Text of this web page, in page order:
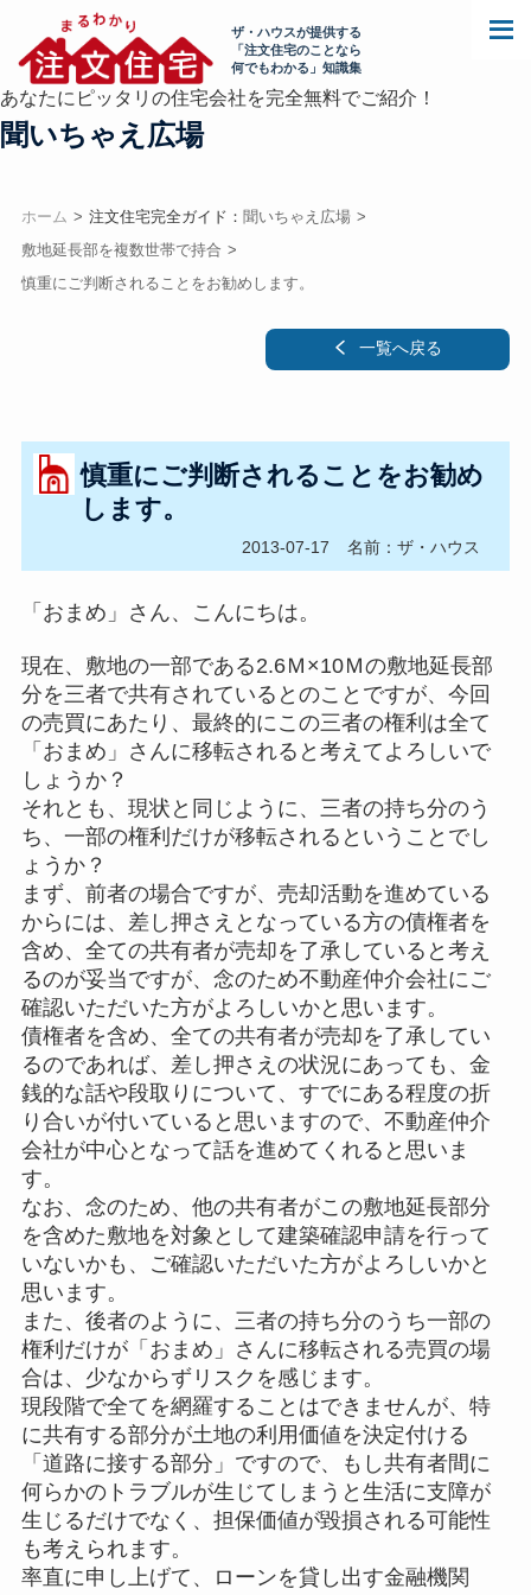
ザ・ハウスが提供する
「注文住宅のことなら
何でもわかる」知識集
あなたにピッタリの住宅会社を完全無料でご紹介！
聞いちゃえ広場
ホーム 注文住宅完全ガイド： 聞いちゃえ広場
敷地延長部を複数世帯で持合
慎重にご判断されることをお勧めします。
一覧へ戻る
慎重にご判断されることをお勧め
します。
2013-07-17 名前：ザ・ハウス
「おまめ」さん、こんにちは。
現在、敷地の一部である2.6Ｍ×10Ｍの敷地延長部
分を三者で共有されているとのことですが、今回
の売買にあたり、最終的にこの三者の権利は全て
「おまめ」さんに移転されると考えてよろしいで
しょうか？
それとも、現状と同じように、三者の持ち分のう
ち、一部の権利だけが移転されるということでし
ょうか？
まず、前者の場合ですが、売却活動を進めている
からには、差し押さえとなっている方の債権者を
含め、全ての共有者が売却を了承していると考え
るのが妥当ですが、念のため不動産仲介会社にご
確認いただいた方がよろしいかと思います。
債権者を含め、全ての共有者が売却を了承してい
るのであれば、差し押さえの状況にあっても、金
銭的な話や段取りについて、すでにある程度の折
り合いが付いていると思いますので、不動産仲介
会社が中心となって話を進めてくれると思いま
す。
なお、念のため、他の共有者がこの敷地延長部分
を含めた敷地を対象として建築確認申請を行って
いないかも、ご確認いただいた方がよろしいかと
思います。
また、後者のように、三者の持ち分のうち一部の
権利だけが「おまめ」さんに移転される売買の場
合は、少なからずリスクを感じます。
現段階で全てを網羅することはできませんが、特
に共有する部分が土地の利用価値を決定付ける
「道路に接する部分」ですので、もし共有者間に
何らかのトラブルが生じてしまうと生活に支障が
生じるだけでなく、担保価値が毀損される可能性
も考えられます。
率直に申し上げて、ローンを貸し出す金融機関